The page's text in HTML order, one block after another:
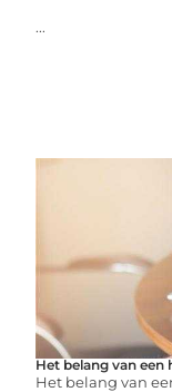
...
Het belang van
Het belang van